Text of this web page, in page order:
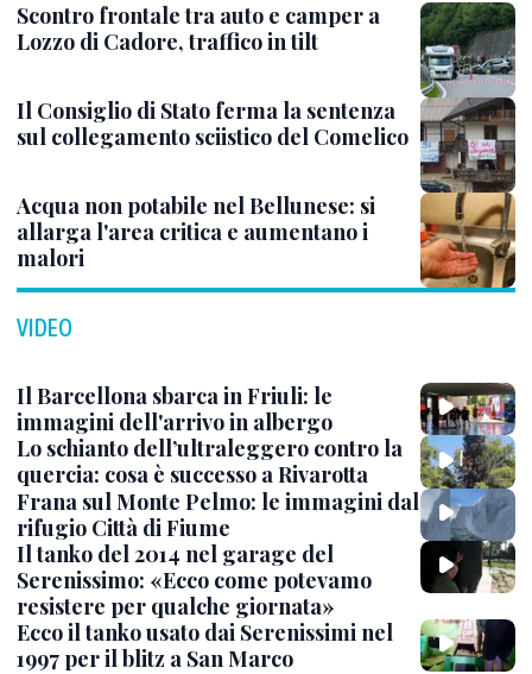
Scontro frontale tra auto e camper a
Lozzo di Cadore, traffico in tilt
Il Consiglio di Stato ferma la sentenza
sul collegamento sciistico del Comelico
Acqua non potabile nel Bellunese: si
allarga l'area critica e aumentano i
malori
VIDEO
Il Barcellona sbarca in Friuli: le
immagini dell'arrivo in albergo
Lo schianto dell’ultraleggero contro la
quercia: cosa è successo a Rivarotta
Frana sul Monte Pelmo: le immagini dal
rifugio Città di Fiume
Il tanko del 2014 nel garage del
Serenissimo: «Ecco come potevamo
resistere per qualche giornata»
Ecco il tanko usato dai Serenissimi nel
1997 per il blitz a San Marco